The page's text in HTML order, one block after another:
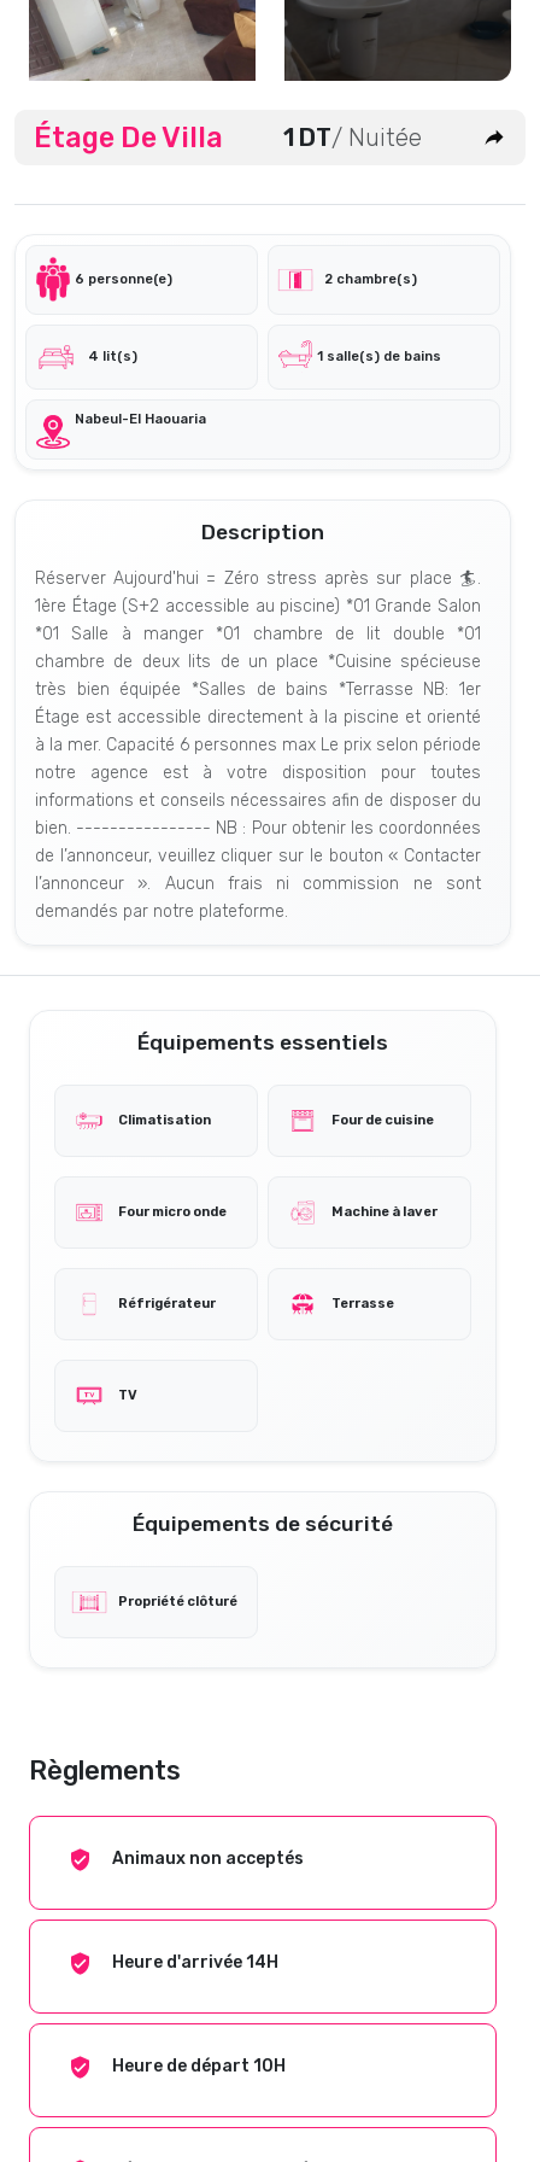
Étage De Villa 1 DT/ Nuitée
6 personne(e) 2 chambre(s)
4 lit(s) 1 salle(s) de bains
Nabeul-El Haouaria
Description
Réserver Aujourd'hui = Zéro stress après sur place 🏄.
1ère Étage (S+2 accessible au piscine) *01 Grande Salon
*01 Salle à manger *01 chambre de lit double *01
chambre de deux lits de un place *Cuisine spécieuse
très bien équipée *Salles de bains *Terrasse NB: 1er
Étage est accessible directement à la piscine et orienté
à la mer. Capacité 6 personnes max Le prix selon période
notre agence est à votre disposition pour toutes
informations et conseils nécessaires afin de disposer du
bien. ---------------- NB : Pour obtenir les coordonnées
de l’annonceur, veuillez cliquer sur le bouton « Contacter
l’annonceur ». Aucun frais ni commission ne sont
demandés par notre plateforme.
Équipements essentiels
Climatisation Four de cuisine
Four micro onde Machine à laver
Réfrigérateur Terrasse
TV
Équipements de sécurité
Propriété clôturé
Règlements
Animaux non acceptés
Heure d'arrivée 14H
Heure de départ 10H